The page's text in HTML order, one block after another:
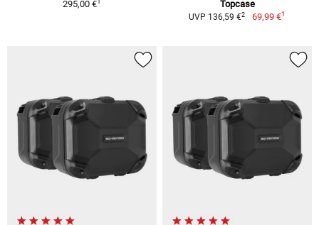
295,00 €
Topcase
UVP 136,59 €2 69,99 €1